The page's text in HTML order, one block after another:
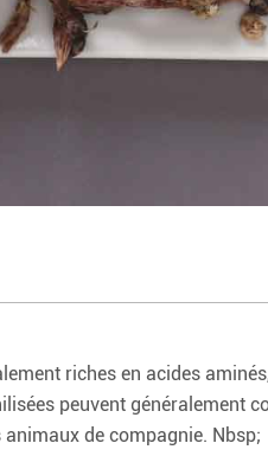
riches en acides
peuvent généralement
de compagnie. Nbsp;